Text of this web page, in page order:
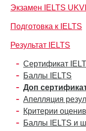
Экзамен IELTS UKVI
Подготовка к IELTS
Результат IELTS
Сертификат
Баллы IELTS
Доп
Апелляция
Критерии
Баллы IELTS и